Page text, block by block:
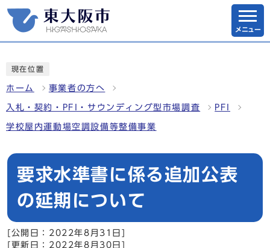
メニュー
現在位置
ホーム 事業者の方へ
入札・契約・PFI・サウンディング型市場調査 PFI
学校屋内運動場空調設備等整備事業
要求水準書に係る追加公表
の延期について
[公開日：2022年8月31日]
[更新日：2022年8月30日]